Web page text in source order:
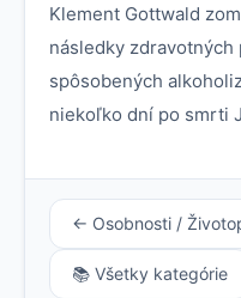
Klement Gottwald
následky
spôsobených
niekoľko dní po smrti
← Osobnosti /
📚 Všetky kategórie